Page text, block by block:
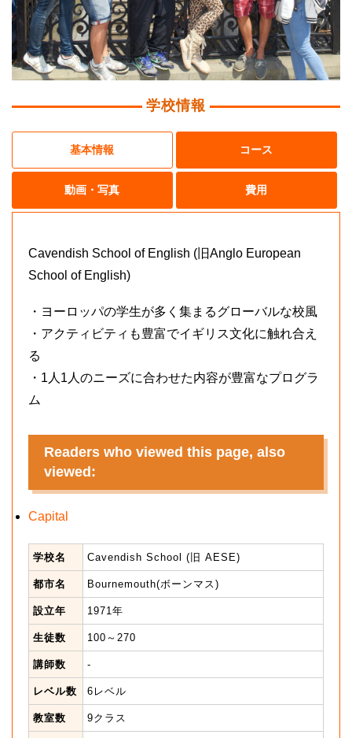
学校情報
基本情報 コース
動画・写真 費用
Cavendish School of English (旧Anglo European
School of English)
・ヨーロッパの学生が多く集まるグローバルな校風
・アクティビティも豊富でイギリス文化に触れ合え
る
・1人1人のニーズに合わせた内容が豊富なプログラ
ム
Readers who viewed this page, also
viewed:
Capital
学校名 Cavendish School (旧 AESE)
都市名 Bournemouth(ボーンマス)
設立年 1971年
生徒数 100～270
講師数 -
レベル数 6レベル
教室数 9クラス